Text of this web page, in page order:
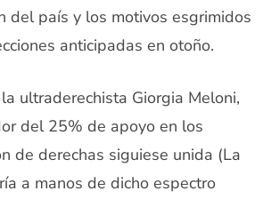
del país y los motivos esgrimidos
anticipadas en otoño.
ultraderechista Giorgia Meloni,
del 25% de apoyo en los
de derechas siguiese unida (La
a manos de dicho espectro